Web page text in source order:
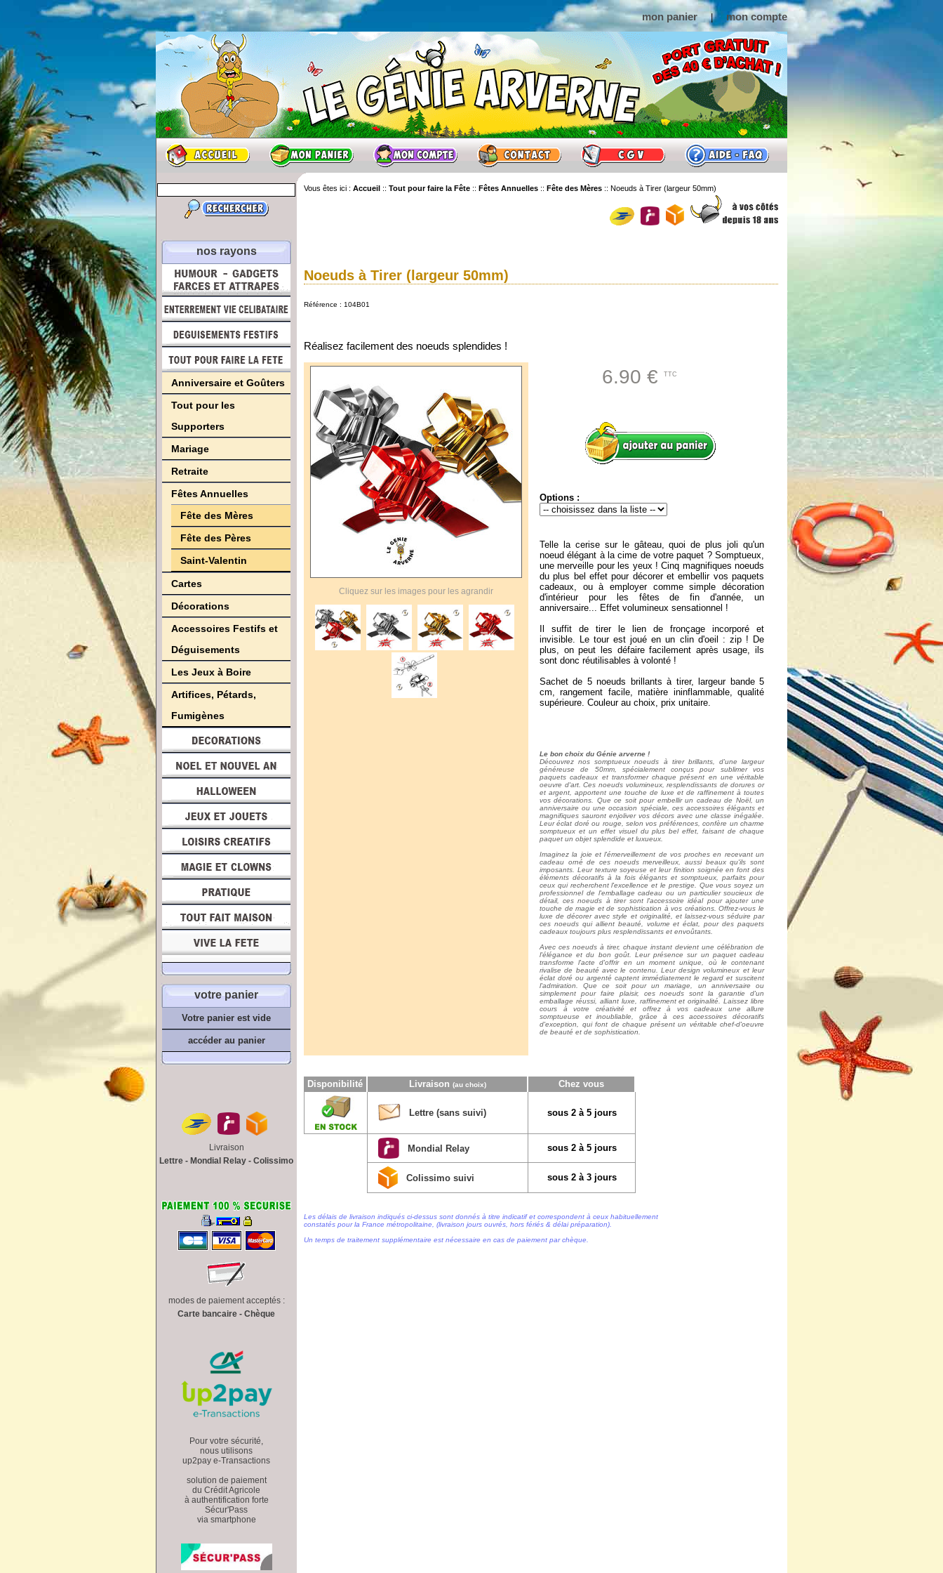
mon panier | mon compte
nos rayons
Anniversaire et Goûters
Tout pour les
Supporters
Mariage
Retraite
Fêtes Annuelles
Fête des Mères
Fête des Pères
Saint-Valentin
Cartes
Décorations
Accessoires Festifs et
Déguisements
Les Jeux à Boire
Artifices, Pétards,
Fumigènes
votre panier
Votre panier est vide
accéder au panier
Livraison
Lettre - Mondial Relay - Colissimo
modes de paiement acceptés :
Carte bancaire - Chèque
Pour votre sécurité,
nous utilisons
up2pay e-Transactions
solution de paiement
du Crédit Agricole
à authentification forte
Sécur'Pass
via smartphone
Vous êtes ici : Accueil :: Tout pour faire la Fête :: Fêtes Annuelles :: Fête des Mères :: Noeuds à Tirer (largeur 50mm)
Noeuds à Tirer (largeur 50mm)
Référence : 104B01
Réalisez facilement des noeuds splendides !
6.90 € TTC
Options :
Telle la cerise sur le gâteau, quoi de plus joli qu'un
noeud élégant à la cime de votre paquet ? Somptueux,
une merveille pour les yeux ! Cinq magnifiques noeuds
du plus bel effet pour décorer et embellir vos paquets
cadeaux, ou à employer comme simple décoration
d'intérieur pour les fêtes de fin d'année, un
anniversaire... Effet volumineux sensationnel !
Il suffit de tirer le lien de fronçage incorporé et
invisible. Le tour est joué en un clin d'oeil : zip ! De
plus, on peut les défaire facilement après usage, ils
sont donc réutilisables à volonté !
Sachet de 5 noeuds brillants à tirer, largeur bande 5
cm, rangement facile, matière ininflammable, qualité
supérieure. Couleur au choix, prix unitaire.
Le bon choix du Génie arverne !
Découvrez nos somptueux noeuds à tirer brillants, d'une largeur
généreuse de 50mm, spécialement conçus pour sublimer vos
paquets cadeaux et transformer chaque présent en une véritable
oeuvre d'art. Ces noeuds volumineux, resplendissants de dorures or
et argent, apportent une touche de luxe et de raffinement à toutes
vos décorations. Que ce soit pour embellir un cadeau de Noël, un
anniversaire ou une occasion spéciale, ces accessoires élégants et
magnifiques sauront enjoliver vos décors avec une classe inégalée.
Leur éclat doré ou rouge, selon vos préférences, confère un charme
somptueux et un effet visuel du plus bel effet, faisant de chaque
paquet un objet splendide et luxueux.
Imaginez la joie et l'émerveillement de vos proches en recevant un
cadeau orné de ces noeuds merveilleux, aussi beaux qu'ils sont
imposants. Leur texture soyeuse et leur finition soignée en font des
éléments décoratifs à la fois élégants et somptueux, parfaits pour
ceux qui recherchent l'excellence et le prestige. Que vous soyez un
professionnel de l'emballage cadeau ou un particulier soucieux de
détail, ces noeuds à tirer sont l'accessoire idéal pour ajouter une
touche de magie et de sophistication à vos créations. Offrez-vous le
luxe de décorer avec style et originalité, et laissez-vous séduire par
ces noeuds qui allient beauté, volume et éclat, pour des paquets
cadeaux toujours plus resplendissants et envoûtants.
Avec ces noeuds à tirer, chaque instant devient une célébration de
l'élégance et du bon goût. Leur présence sur un paquet cadeau
transforme l'acte d'offrir en un moment unique, où le contenant
rivalise de beauté avec le contenu. Leur design volumineux et leur
éclat doré ou argenté captent immédiatement le regard et suscitent
l'admiration. Que ce soit pour un mariage, un anniversaire ou
simplement pour faire plaisir, ces noeuds sont la garantie d'un
emballage réussi, alliant luxe, raffinement et originalité. Laissez libre
cours à votre créativité et offrez à vos cadeaux une allure
somptueuse et inoubliable, grâce à ces accessoires décoratifs
d'exception, qui font de chaque présent un véritable chef-d'oeuvre
de beauté et de sophistication.
Cliquez sur les images pour les agrandir
Disponibilité Livraison (au choix) Chez vous
Lettre (sans suivi) sous 2 à 5 jours
Mondial Relay sous 2 à 5 jours
Colissimo suivi sous 2 à 3 jours
Les délais de livraison indiqués ci-dessus sont donnés à titre indicatif et correspondent à ceux habituellement
constatés pour la France métropolitaine, (livraison jours ouvrés, hors fériés & délai préparation).
Un temps de traitement supplémentaire est nécessaire en cas de paiement par chèque.